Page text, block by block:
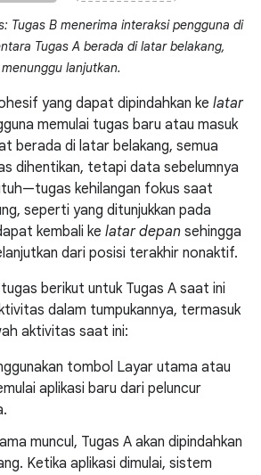
Tugas B menerima interaksi pengguna di
Tugas A berada di latar belakang,
menunggu lanjutkan.
yang dapat dipindahkan ke latar
memulai tugas baru atau masuk
berada di latar belakang, semua
dihentikan, tetapi data sebelumnya
kehilangan fokus saat
seperti yang ditunjukkan pada
kembali ke latar depan sehingga
dari posisi terakhir nonaktif.
berikut untuk Tugas A saat ini
dalam tumpukannya, termasuk
aktivitas saat ini:
tombol Layar utama atau
aplikasi baru dari peluncur
muncul, Tugas A akan dipindahkan
Ketika aplikasi dimulai, sistem